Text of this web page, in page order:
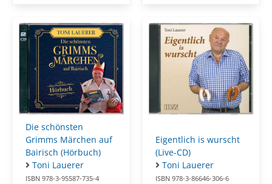
Die schönsten
Grimms Märchen auf
Bairisch (Hörbuch)
Toni Lauerer
ISBN 978-3-95587-735-4
Eigentlich is wurscht
(Live-CD)
Toni Lauerer
ISBN 978-3-86646-306-6